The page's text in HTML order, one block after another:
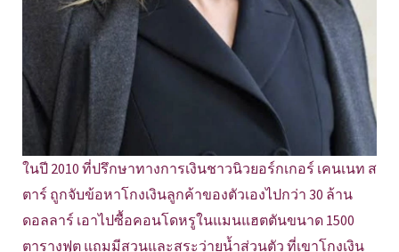
ในปี 2010 ที่ปรึกษาทางการเงินชาวนิวยอร์กเกอร์ เคนเนท ส
ตาร์ ถูกจับข้อหาโกงเงินลูกค้าของตัวเองไปกว่า 30 ล้าน
ดอลลาร์ เอาไปซื้อคอนโดหรูในแมนแฮตตันขนาด 1500
ตารางฟุต แถมมีสวนและสระว่ายน้ำส่วนตัว ที่เขาโกงเงิน